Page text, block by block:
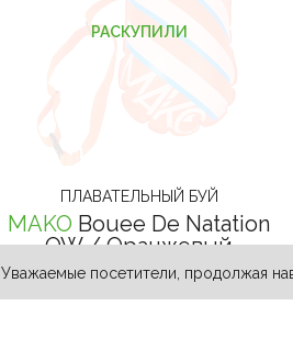
РАСКУПИЛИ
ПЛАВАТЕЛЬНЫЙ БУЙ
MAKO Bouee De Natation
OW/ Оранжевый
3 990 ₽
Уважаемые посетители, продолжая